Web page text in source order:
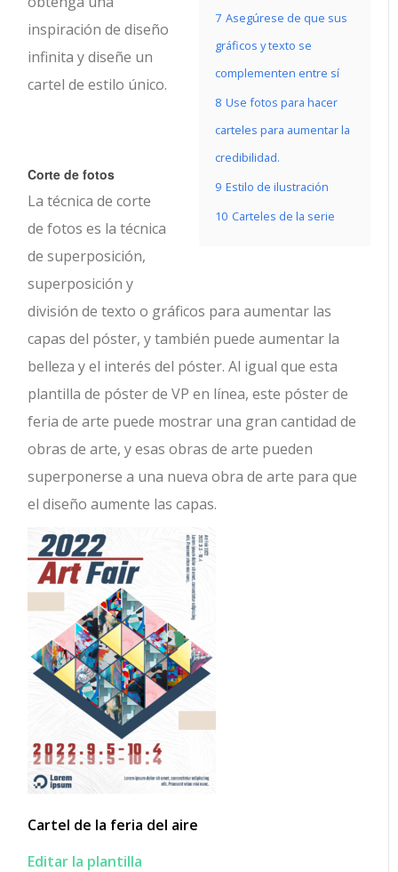
7 Asegúrese de que sus
gráficos y texto se
complementen entre sí
8 Use fotos para hacer
carteles para aumentar la
credibilidad.
9 Estilo de ilustración
10 Carteles de la serie
inspiración de diseño
infinita y diseñe un
cartel de estilo único.
Corte de fotos
La técnica de corte
de fotos es la técnica
de superposición,
superposición y
división de texto o gráficos para aumentar las
capas del póster, y también puede aumentar la
belleza y el interés del póster. Al igual que esta
plantilla de póster de VP en línea, este póster de
feria de arte puede mostrar una gran cantidad de
obras de arte, y esas obras de arte pueden
superponerse a una nueva obra de arte para que
el diseño aumente las capas.
Cartel de la feria del aire
Editar la plantilla